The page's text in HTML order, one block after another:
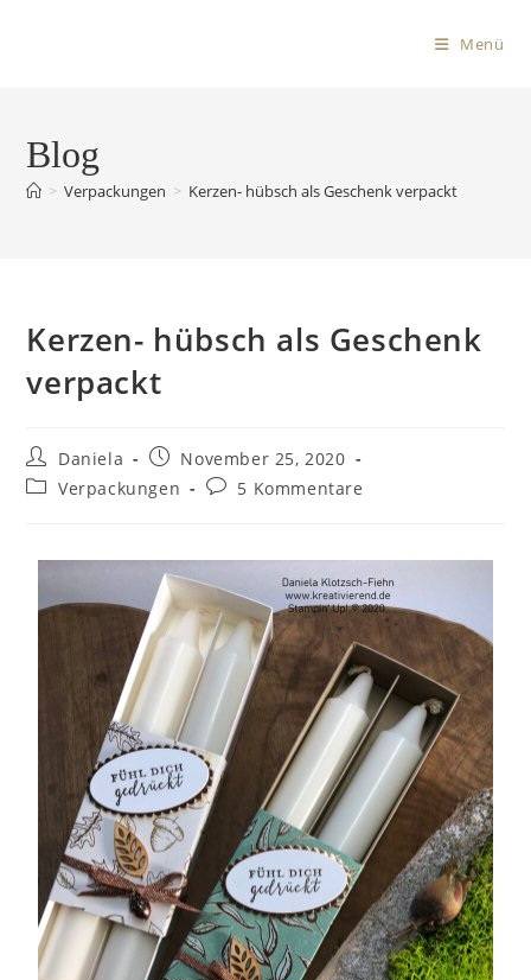
Menü
Blog
> Verpackungen > Kerzen- hübsch als Geschenk verpackt
Kerzen- hübsch als Geschenk
verpackt
Daniela
November 25, 2020
Verpackungen
5 Kommentare